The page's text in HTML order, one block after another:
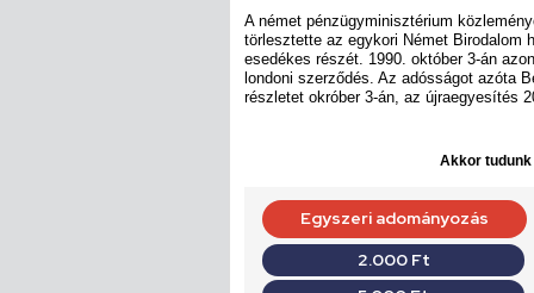
A német pénzügyminisztérium
törlesztette az egykori Német Birodalom
esedékes részét. 1990. október 3-án
londoni szerződés. Az adósságot azóta
részletet okróber 3-án, az újraegyesítés
Akkor tudunk